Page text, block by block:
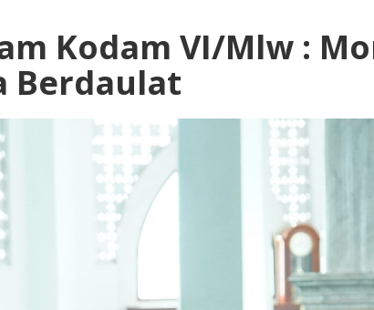
Kodam VI/Mlw :
Berdaulat